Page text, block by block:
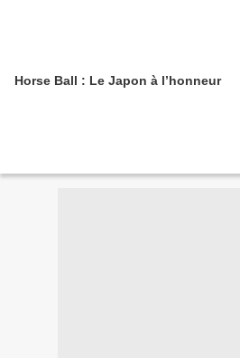
Horse Ball : Le Japon à l’honneur